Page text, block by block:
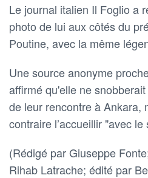
Le journal italien Il Foglio a
photo de lui aux côtés du
Poutine, avec la même
Une source anonyme
affirmé qu'elle ne
de leur rencontre à Ankara,
contraire l’accueillir "avec le
(Rédigé par Giuseppe
Rihab Latrache; édité par